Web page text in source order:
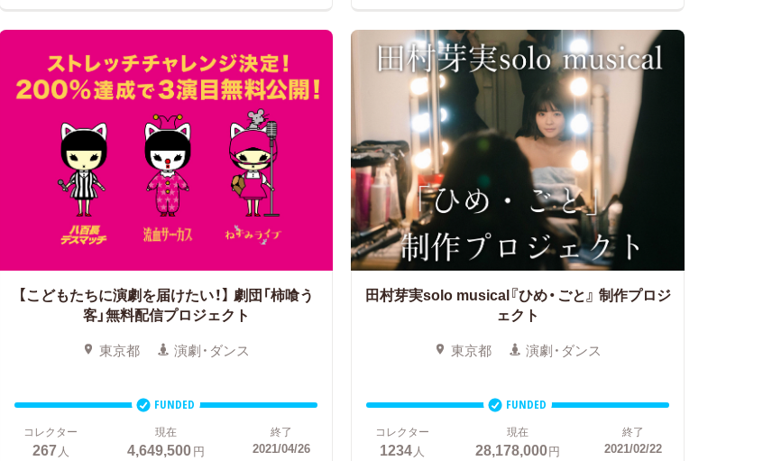
【こどもたちに演劇を届けたい！】 劇団「柿喰う
客」無料配信プロジェクト
東京都 演劇・ダンス
FUNDED
コレクター
267 人
現在
4,649,500円
終了
2021/04/26
田村芽実solo musical『ひめ・ごと』 制作プロジ
ェクト
東京都 演劇・ダンス
FUNDED
コレクター
1234 人
現在
28,178,000円
終了
2021/02/22